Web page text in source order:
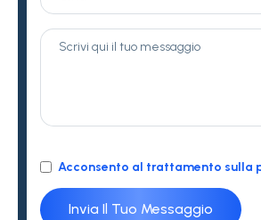
Acconsento al trattamento sulla